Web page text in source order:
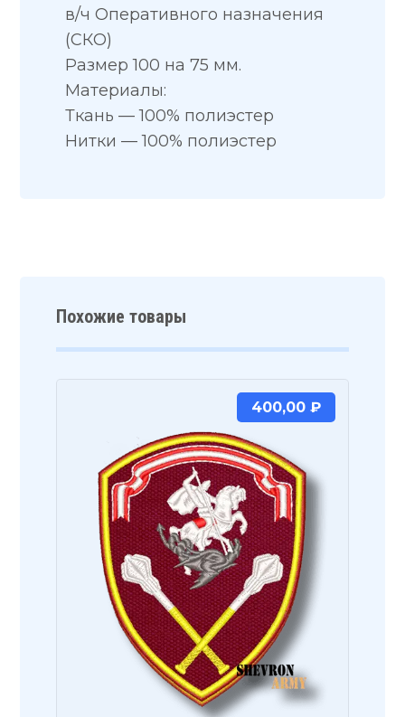
в/ч Оперативного назначения
(СКО)
Размер 100 на 75 мм.
Материалы:
Ткань — 100% полиэстер
Нитки — 100% полиэстер
Похожие товары
400,00 ₽